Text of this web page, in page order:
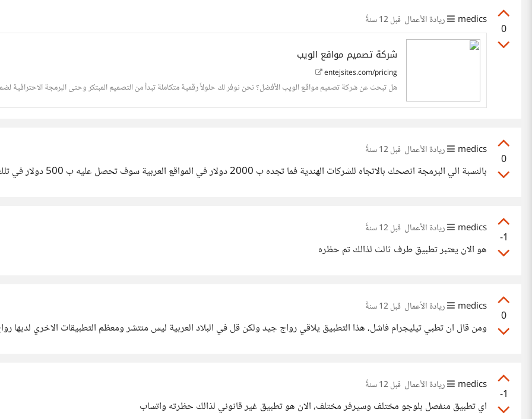
0
medics ريادة الأعمال قبل 12 سنةً
شركة تصميم مواقع الويب
entejsites.com/pricing
هل تبحث عن شركة تصميم مواقع الويب الأفضل؟ نحن نوفر لك حلولاً رقمية متكاملة تبدأ من التصميم المبتكر وحتى البرمجة الاحترافية
0
medics ريادة الأعمال قبل 12 سنةً
بالنسبة الي البرمجة انصحك بالاتجاه للشركات الهندية فما تجده ب 2000 دولار في المواقع العربية سوف تحصل عليه ب 500 دولار في تلك الشركات
-1
medics ريادة الأعمال قبل 12 سنةً
هو الان يعتبر تطبيق طرف ثالث لذالك تم حظره
0
medics ريادة الأعمال قبل 12 سنةً
ومن قال ان تطبي تيليجرام فاشل، هذا التطبيق يلاقي رواج جيد ولكن قل في البلاد العربية ليس منتشر ومعظم التطبيقات الاخري لديها
-1
medics ريادة الأعمال قبل 12 سنةً
اي تطبيق منفصل بلوجو مختلف وسيرفر مختلف، الان هو تطبيق غير قانوني لذالك حظرته واتساب